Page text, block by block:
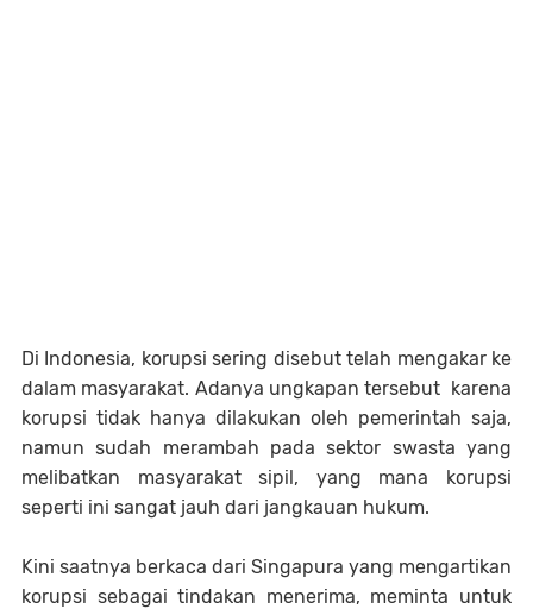
Di Indonesia, korupsi sering disebut telah mengakar ke
dalam masyarakat. Adanya ungkapan tersebut karena
korupsi tidak hanya dilakukan oleh pemerintah saja,
namun sudah merambah pada sektor swasta yang
melibatkan masyarakat sipil, yang mana korupsi
seperti ini sangat jauh dari jangkauan hukum.
Kini saatnya berkaca dari Singapura yang mengartikan
korupsi sebagai tindakan menerima, meminta untuk